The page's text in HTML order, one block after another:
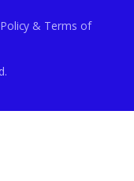
& Terms of